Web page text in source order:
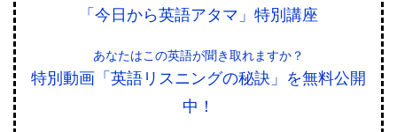
「今日から英語アタマ」特別講座
あなたはこの英語が聞き取れますか？
特別動画「英語リスニングの秘訣」を無料公開
中！